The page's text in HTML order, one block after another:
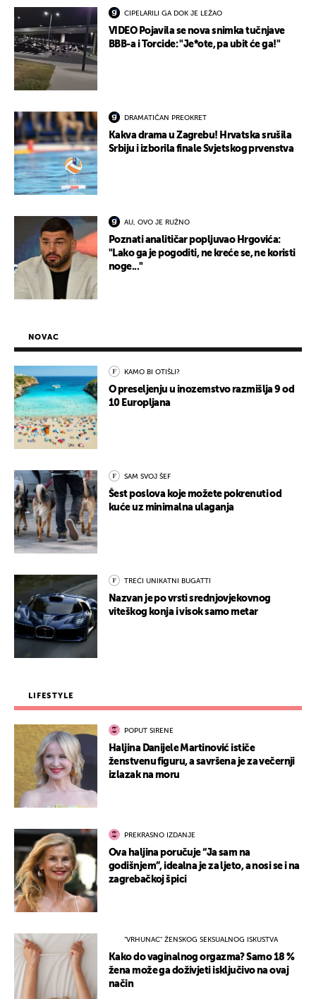
CIPELARILI GA DOK JE LEŽAO
VIDEO Pojavila se nova snimka tučnjave
BBB-a i Torcide: "Je*ote, pa ubit će ga!"
DRAMATIČAN PREOKRET
Kakva drama u Zagrebu! Hrvatska srušila
Srbiju i izborila finale Svjetskog prvenstva
AU, OVO JE RUŽNO
Poznati analitičar popljuvao Hrgovića:
"Lako ga je pogoditi, ne kreće se, ne koristi
noge..."
NOVAC
KAMO BI OTIŠLI?
O preseljenju u inozemstvo razmišlja 9 od
10 Europljana
SAM SVOJ ŠEF
Šest poslova koje možete pokrenuti od
kuće uz minimalna ulaganja
TREĆI UNIKATNI BUGATTI
Nazvan je po vrsti srednjovjekovnog
viteškog konja i visok samo metar
LIFESTYLE
POPUT SIRENE
Haljina Danijele Martinović ističe
ženstvenu figuru, a savršena je za večernji
izlazak na moru
PREKRASNO IZDANJE
Ova haljina poručuje “Ja sam na
godišnjem”, idealna je za ljeto, a nosi se i na
zagrebačkoj špici
"VRHUNAC" ŽENSKOG SEKSUALNOG ISKUSTVA
Kako do vaginalnog orgazma? Samo 18 %
žena može ga doživjeti isključivo na ovaj
način